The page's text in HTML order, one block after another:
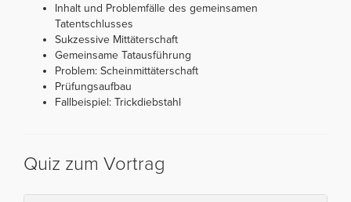
Inhalt und Problemfälle des gemeinsamen
Tatentschlusses
Sukzessive Mittäterschaft
Gemeinsame Tatausführung
Problem: Scheinmittäterschaft
Prüfungsaufbau
Fallbeispiel: Trickdiebstahl
Quiz zum Vortrag